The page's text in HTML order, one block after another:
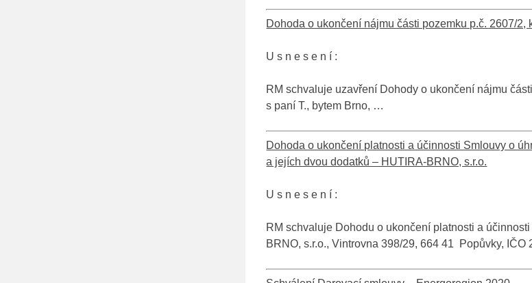
Dohoda o ukončení nájmu části pozemku p.č. 2607/2,
U s n e s e n í :
RM schvaluje uzavření Dohody o ukončení nájmu
s paní T., bytem Brno, …
Dohoda o ukončení platnosti a účinnosti Smlouvy o
a jejích dvou dodatků – HUTIRA-BRNO, s.r.o.
U s n e s e n í :
RM schvaluje Dohodu o ukončení platnosti a
BRNO, s.r.o., Vintrovna 398/29, 664 41 Popůvky, IČO